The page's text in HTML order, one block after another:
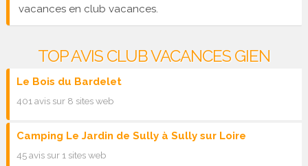
vacances en club vacances.
TOP AVIS CLUB VACANCES GIEN
Le Bois du Bardelet
401 avis sur 8 sites web
Camping Le Jardin de Sully à Sully sur Loire
45 avis sur 1 sites web